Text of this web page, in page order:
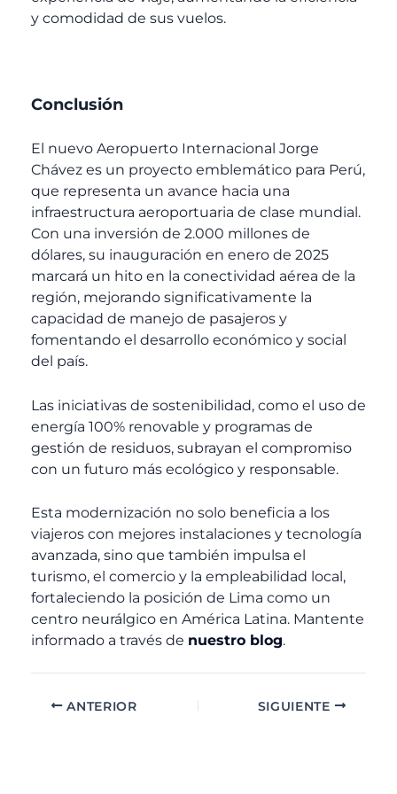
y comodidad de sus vuelos.
Conclusión
El nuevo Aeropuerto Internacional Jorge
Chávez es un proyecto emblemático para Perú,
que representa un avance hacia una
infraestructura aeroportuaria de clase mundial.
Con una inversión de 2.000 millones de
dólares, su inauguración en enero de 2025
marcará un hito en la conectividad aérea de la
región, mejorando significativamente la
capacidad de manejo de pasajeros y
fomentando el desarrollo económico y social
del país.
Las iniciativas de sostenibilidad, como el uso de
energía 100% renovable y programas de
gestión de residuos, subrayan el compromiso
con un futuro más ecológico y responsable.
Esta modernización no solo beneficia a los
viajeros con mejores instalaciones y tecnología
avanzada, sino que también impulsa el
turismo, el comercio y la empleabilidad local,
fortaleciendo la posición de Lima como un
centro neurálgico en América Latina. Mantente
informado a través de nuestro blog.
ANTERIOR SIGUIENTE